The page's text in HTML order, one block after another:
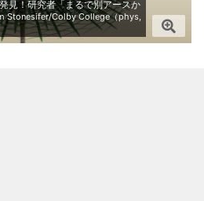
見！研究者「まるで別アースか
Stonesifer/Colby College（phys,